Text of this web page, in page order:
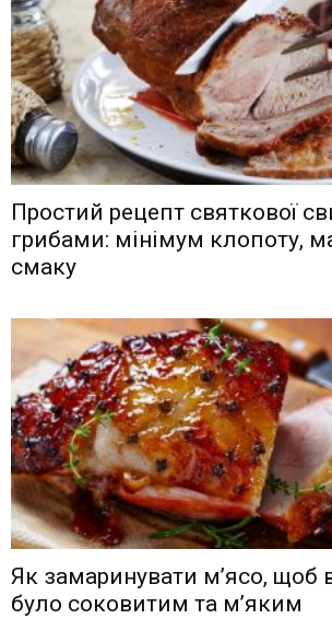
Простий рецепт святкової
грибами: мінімум клопоту,
смаку
Як замаринувати м’ясо, щоб
було соковитим та м’яким